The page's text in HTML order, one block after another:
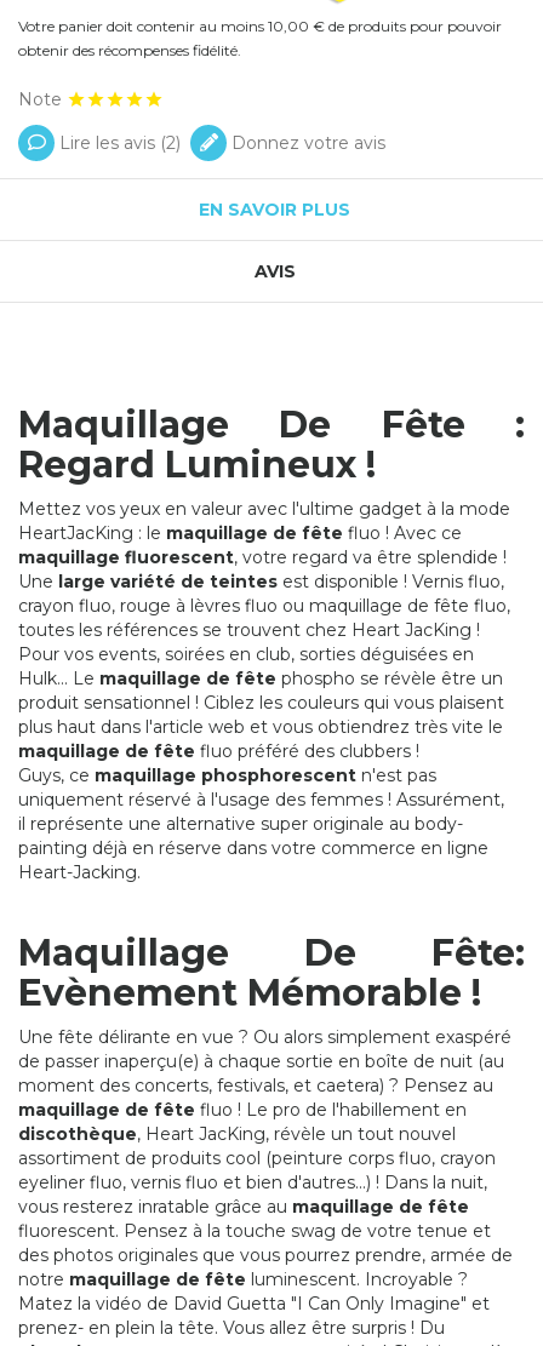
Votre panier doit contenir au moins 10,00 € de produits pour pouvoir
obtenir des récompenses fidélité.
Note
Lire les avis (2) Donnez votre avis
EN SAVOIR PLUS
AVIS
Maquillage De Fête :
Regard Lumineux !
Mettez vos yeux en valeur avec l'ultime gadget à la mode
HeartJacKing : le maquillage de fête fluo ! Avec ce
maquillage fluorescent, votre regard va être splendide !
Une large variété de teintes est disponible ! Vernis fluo,
crayon fluo, rouge à lèvres fluo ou maquillage de fête fluo,
toutes les références se trouvent chez Heart JacKing !
Pour vos events, soirées en club, sorties déguisées en
Hulk... Le maquillage de fête phospho se révèle être un
produit sensationnel ! Ciblez les couleurs qui vous plaisent
plus haut dans l'article web et vous obtiendrez très vite le
maquillage de fête fluo préféré des clubbers !
Guys, ce maquillage phosphorescent n'est pas
uniquement réservé à l'usage des femmes ! Assurément,
il représente une alternative super originale au body-
painting déjà en réserve dans votre commerce en ligne
Heart-Jacking.
Maquillage De Fête:
Evènement Mémorable !
Une fête délirante en vue ? Ou alors simplement exaspéré
de passer inaperçu(e) à chaque sortie en boîte de nuit (au
moment des concerts, festivals, et caetera) ? Pensez au
maquillage de fête fluo ! Le pro de l'habillement en
discothèque, Heart JacKing, révèle un tout nouvel
assortiment de produits cool (peinture corps fluo, crayon
eyeliner fluo, vernis fluo et bien d'autres...) ! Dans la nuit,
vous resterez inratable grâce au maquillage de fête
fluorescent. Pensez à la touche swag de votre tenue et
des photos originales que vous pourrez prendre, armée de
notre maquillage de fête luminescent. Incroyable ?
Matez la vidéo de David Guetta "I Can Only Imagine" et
prenez- en plein la tête. Vous allez être surpris ! Du